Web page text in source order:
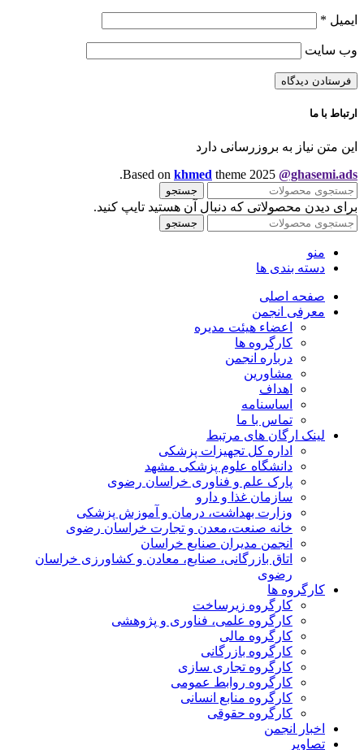
ایمیل *
وب‌ سایت
ارتباط با ما
این متن نیاز به بروزرسانی دارد
Based on khmed theme 2025 @ghasemi.ads
.
جستجو
برای دیدن محصولاتی که دنبال آن هستید تایپ کنید.
جستجو
منو
دسته بندی ها
صفحه اصلی
معرفی انجمن
اعضاء هیئت مدیره
کارگروه ها
درباره انجمن
مشاورین
اهداف
اساسنامه
تماس با ما
لینک ارگان های مرتبط
اداره کل تجهیزات پزشکی
دانشگاه علوم پزشکی مشهد
پارک علم و فناوری خراسان رضوی
سازمان غذا و دارو
وزارت بهداشت، درمان و آموزش پزشکی
خانه صنعت،معدن و تجارت خراسان رضوی
انجمن مدیران صنایع خراسان
اتاق بازرگانی، صنایع، معادن و کشاورزی خراسان
رضوی
کارگروه ها
کارگروه زیرساخت
کارگروه علمی، فناوری و پژوهشی
کارگروه مالی
کارگروه بازرگانی
کارگروه تجاری سازی
کارگروه روابط عمومی
کارگروه منابع انسانی
کارگروه حقوقی
اخبار انجمن
تصاویر